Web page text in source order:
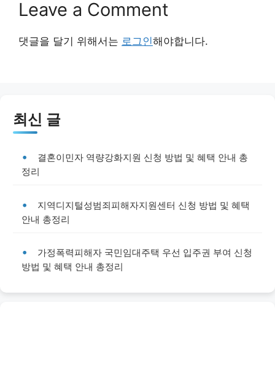
Leave a Comment
댓글을 달기 위해서는 로그인해야합니다.
최신 글
결혼이민자 역량강화지원 신청 방법 및 혜택 안내 총
정리
지역디지털성범죄피해자지원센터 신청 방법 및 혜택
안내 총정리
가정폭력피해자 국민임대주택 우선 입주권 부여 신청
방법 및 혜택 안내 총정리